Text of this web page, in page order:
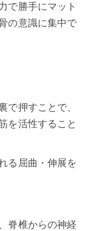
で勝手にマット
の意識に集中で
で押すことで、
を活性すること
る屈曲・伸展を
脊椎からの神経